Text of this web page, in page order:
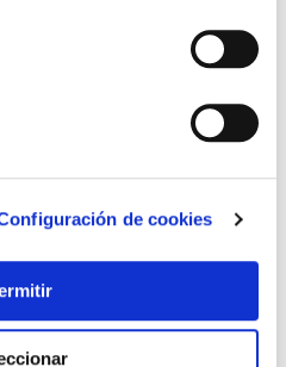
de cookies
mango de aluminio de 122
gre
Gre
€